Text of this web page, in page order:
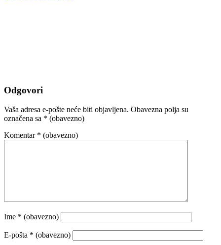
Odgovori
Vaša adresa e-pošte neće biti objavljena. Obavezna polja su
označena sa * (obavezno)
Komentar * (obavezno)
Ime * (obavezno)
E-pošta * (obavezno)